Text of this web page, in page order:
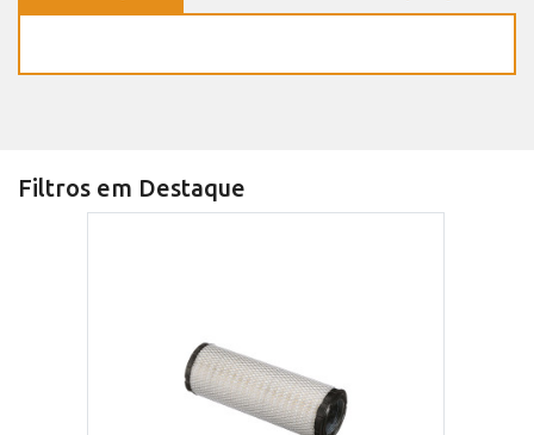
Filtros em Destaque